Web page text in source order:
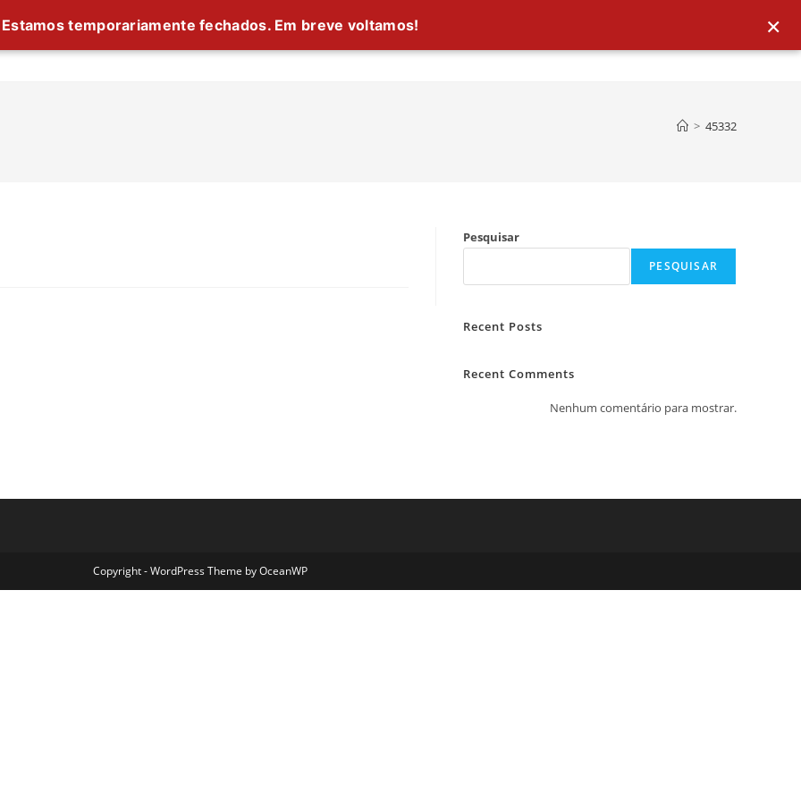
> 45332
Pesquisar
PESQUISAR
Recent Posts
Recent Comments
Nenhum comentário para mostrar.
Copyright - WordPress Theme by OceanWP
×
Estamos temporariamente fechados. Em breve voltamos!